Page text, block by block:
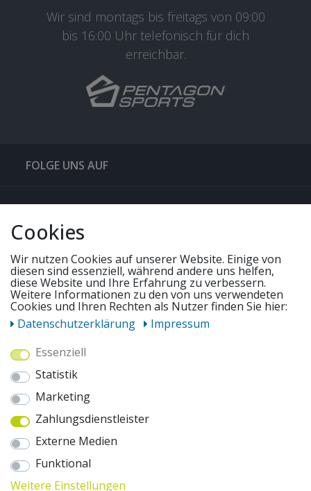
Wir sind montags bis freitags von 09:00
bis 16:00 Uhr telefonisch für dich
erreichbar.
FOLGE UNS AUF
QUICKLINKS & TIPPS
UNSERE ANGEBOTE
WIR VERSENDEN MIT
AUSZEICHNUNGEN & SICHERHEIT
© 2026 pentagonsports.de
Pentagon Sports GmbH & Co. KG
Cookies
Wir nutzen Cookies auf unserer Website. Einige von
diesen sind essenziell, während andere uns helfen,
diese Website und Ihre Erfahrung zu verbessern.
Weitere Informationen zu den von uns verwendeten
Cookies und Ihren Rechten als Nutzer finden Sie hier:
Daten­schutz­erklärung
Impressum
Essenziell
Statistik
Marketing
Zahlungsdienstleister
Externe Medien
Funktional
Weitere Einstellungen